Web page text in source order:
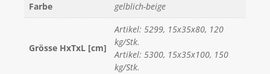
Farbe
gelblich-beige
Grösse HxTxL [cm]
Artikel: 5299, 15x35x80, 120
kg/Stk.
Artikel: 5300, 15x35x100, 150
kg/Stk.